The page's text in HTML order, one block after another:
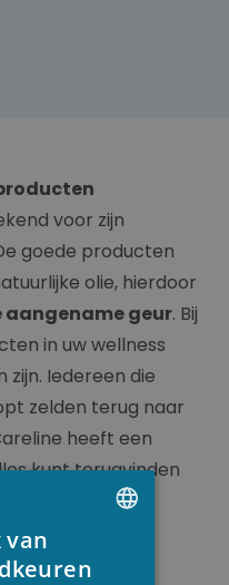
voor zijn
goede producten
olie, hierdoor
geur. Bij
in uw wellness
zijn. Iedereen die
zelden terug naar
heeft een
kunt terugvinden
shampoo,...
van